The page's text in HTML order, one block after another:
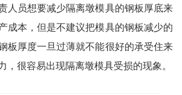
人员想要减少隔离墩模具的钢板厚底来
成本，但是不建议把模具的钢板减少的
板厚度一旦过薄就不能很好的承受住来
，很容易出现隔离墩模具受损的现象。